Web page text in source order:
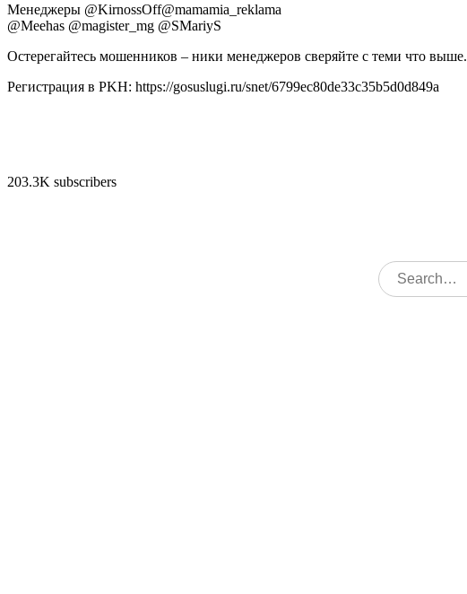
Менеджеры @KirnossOff@mamamia_reklama
@Meehas @magister_mg @SMariyS
Остерегайтесь мошенников – ники менеджеров сверяйте с теми что выше.
Регистрация в PKH: https://gosuslugi.ru/snet/6799ec80de33c35b5d0d849a
203.3K subscribers